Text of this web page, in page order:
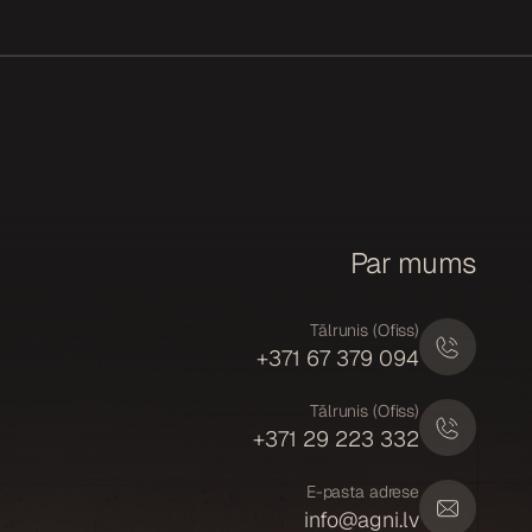
Par mums
Tālrunis (Ofiss)
+371 67 379 094
Tālrunis (Ofiss)
+371 29 223 332
E-pasta adrese
info@agni.lv